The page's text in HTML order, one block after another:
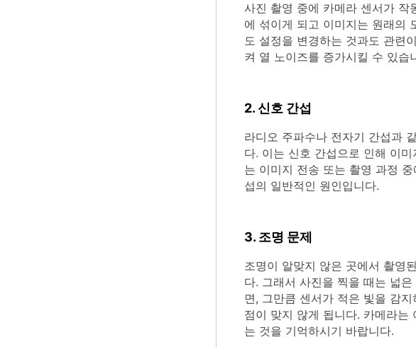
사진 촬영 중에 카메라 센서가 작
에 섞이게 되고 이미지는 원래의
도 설정을 변경하는 것과도 관련
켜 열 노이즈를 증가시킬 수 있습
2. 신호 간섭
라디오 주파수나 전자기 간섭과
다. 이는 신호 간섭으로 인해 이
는 이미지 전송 또는 촬영 과정
섭의 일반적인 원인입니다.
3. 조명 문제
조명이 알맞지 않은 곳에서 촬영
다. 그래서 사진을 찍을 때는 넓
면, 그만큼 센서가 적은 빛을 감
점이 맞지 않게 됩니다. 카메라는
는 것을 기억하시기 바랍니다.